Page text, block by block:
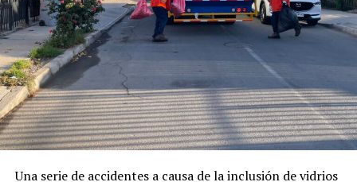
Una serie de accidentes a causa de la inclusión de vidrios